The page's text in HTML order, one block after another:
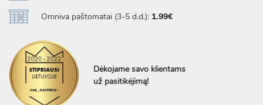
Omniva paštomatai (3-5 d.d.): 1.99€
Dėkojame savo klientams
už pasitikėjimą!